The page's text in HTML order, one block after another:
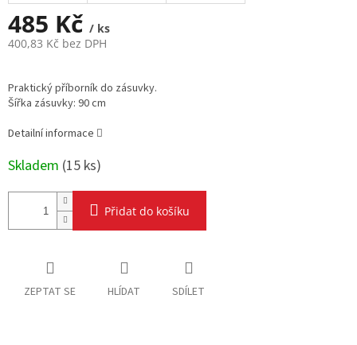
485 Kč / ks
400,83 Kč bez DPH
cena:
Praktický příborník do zásuvky.
Šířka zásuvky: 90 cm
Detailní informace
Skladem (15 ks)
Přidat do košíku
ZEPTAT SE HLÍDAT SDÍLET